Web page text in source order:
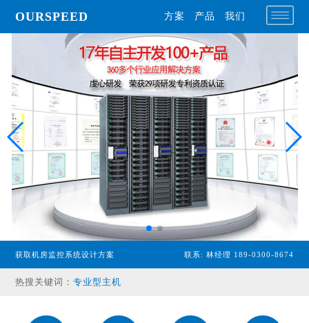
OURSPEED 方案 产品 我们
获取机房监控系统设计方案 联系: 林经理 189-0300-8674
热搜关键词：
专业型主机
经济型主机
温湿度传感器